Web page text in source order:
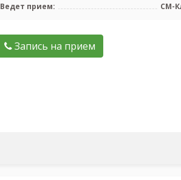
Ведет прием:
СМ-
Запись на прием